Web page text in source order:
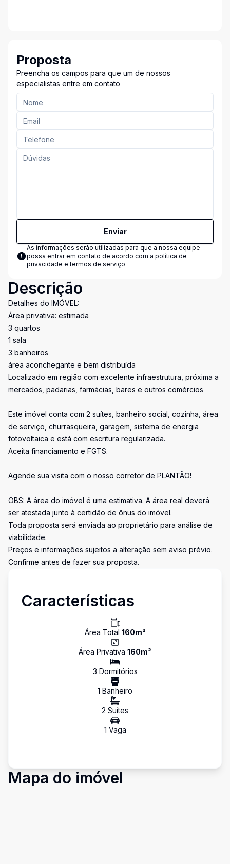
Proposta
Preencha os campos para que um de nossos
especialistas entre em contato
Enviar
As informações serão utilizadas para que a nossa equipe
possa entrar em contato de acordo com a política de
privacidade e termos de serviço
Descrição
Detalhes do IMÓVEL:
Área privativa: estimada
3 quartos
1 sala
3 banheiros
área aconchegante e bem distribuída
Localizado em região com excelente infraestrutura, próxima a
mercados, padarias, farmácias, bares e outros comércios
Este imóvel conta com 2 suítes, banheiro social, cozinha, área
de serviço, churrasqueira, garagem, sistema de energia
fotovoltaica e está com escritura regularizada.
Aceita financiamento e FGTS.
Agende sua visita com o nosso corretor de PLANTÃO!
OBS: A área do imóvel é uma estimativa. A área real deverá
ser atestada junto à certidão de ônus do imóvel.
Toda proposta será enviada ao proprietário para análise de
viabilidade.
Preços e informações sujeitos a alteração sem aviso prévio.
Confirme antes de fazer sua proposta.
Características
Área Total 160m²
Área Privativa 160m²
3 Dormitórios
1 Banheiro
2 Suítes
1 Vaga
Mapa do imóvel